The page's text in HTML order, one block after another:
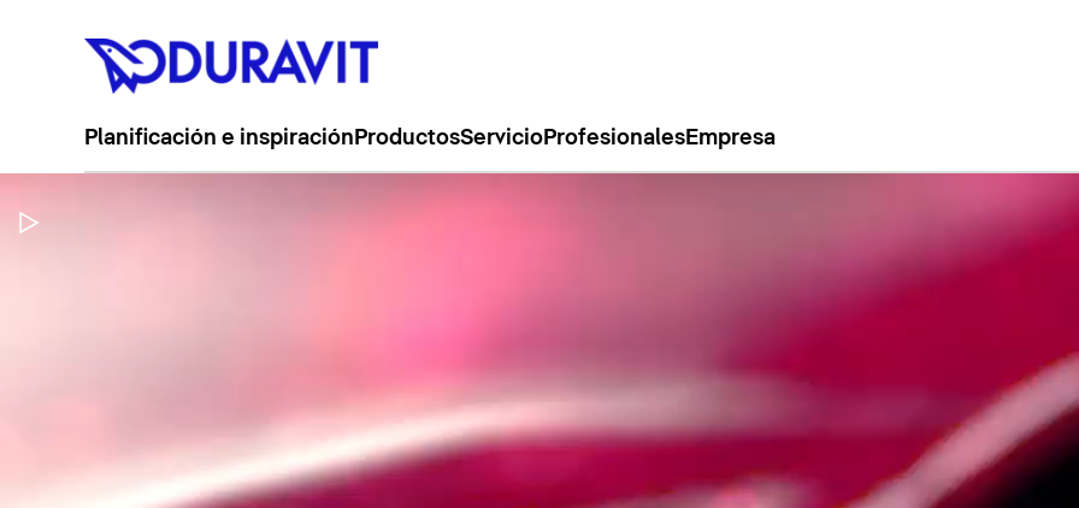
Planificación e inspiración ProductosServicioProfesionalesEmpresa
Pausar vídeo